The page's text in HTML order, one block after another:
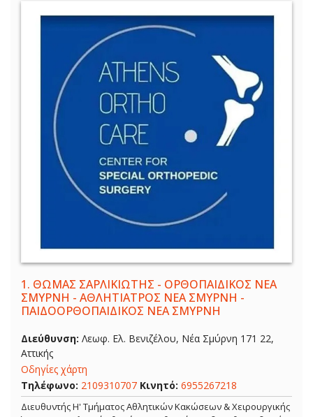
1. ΘΩΜΑΣ ΣΑΡΛΙΚΙΩΤΗΣ - ΟΡΘΟΠΑΙΔΙΚΟΣ ΝΕΑ
ΣΜΥΡΝΗ - ΑΘΛΗΤΙΑΤΡΟΣ ΝΕΑ ΣΜΥΡΝΗ -
ΠΑΙΔΟΟΡΘΟΠΑΙΔΙΚΟΣ ΝΕΑ ΣΜΥΡΝΗ
Διεύθυνση: Λεωφ. Ελ. Βενιζέλου, Νέα Σμύρνη 171 22,
Αττικής
Οδηγίες χάρτη
Τηλέφωνο: 2109310707 Κινητό: 6955267218
Διευθυντής Η' Τμήματος Αθλητικών Κακώσεων & Χειρουργικής